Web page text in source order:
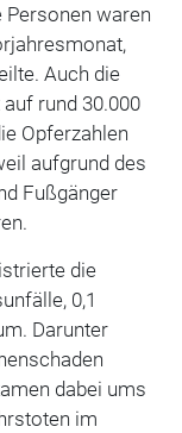
Personen waren
Auch die
rund 30.000
Opferzahlen
aufgrund des
Fußgänger
die
0,1
Darunter
dabei ums
im